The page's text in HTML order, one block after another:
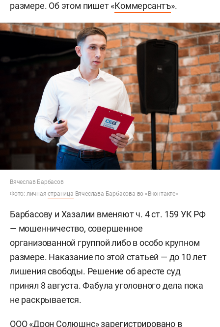
размере. Об этом пишет «Коммерсантъ».
Вячеслав Барбасов
Фото: личнаястраница Вячеслава Барбасова во «Вконтакте»
Барбасову и Хазалии вменяют ч. 4 ст. 159 УК РФ
— мошенничество, совершенное
организованной группой либо в особо крупном
размере. Наказание по этой статьей — до 10 лет
лишения свободы. Решение об аресте суд
принял 8 августа. Фабула уголовного дела пока
не раскрывается.
ООО «Дрон Солюшнс» зарегистрировано в